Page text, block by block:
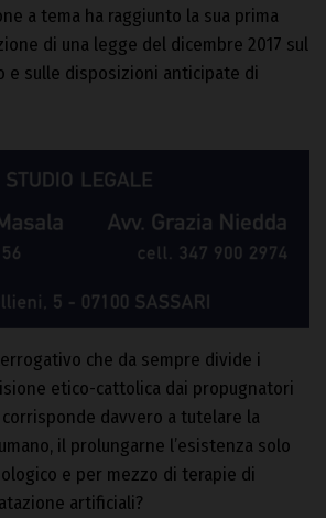
a tema ha raggiunto la sua prima
di una legge del dicembre 2017 sul
e sulle disposizioni anticipate di
che da sempre divide i
etico-cattolica dai propugnatori
davvero a tutelare la
il prolungarne l’esistenza solo
e per mezzo di terapie di
artificiali?